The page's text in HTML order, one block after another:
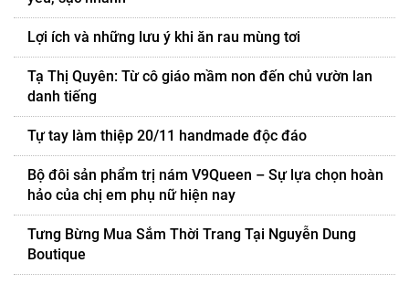
Lợi ích và những lưu ý khi ăn rau mùng tơi
Tạ Thị Quyên: Từ cô giáo mầm non đến chủ vườn lan
danh tiếng
Tự tay làm thiệp 20/11 handmade độc đáo
Bộ đôi sản phẩm trị nám V9Queen – Sự lựa chọn hoàn
hảo của chị em phụ nữ hiện nay
Tưng Bừng Mua Sắm Thời Trang Tại Nguyễn Dung
Boutique